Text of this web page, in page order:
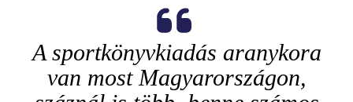
A sportkönyvkiadás aranykora
van most Magyarországon,